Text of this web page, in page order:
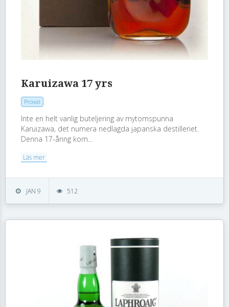
Karuizawa 17 yrs
Provat
Inte en helt vanlig buteljering av mytomspunna
Karuizawa, det numera nedlagda japanska destilleriet.
Denna 17-åring kom...
Läs mer
JAN 9 512